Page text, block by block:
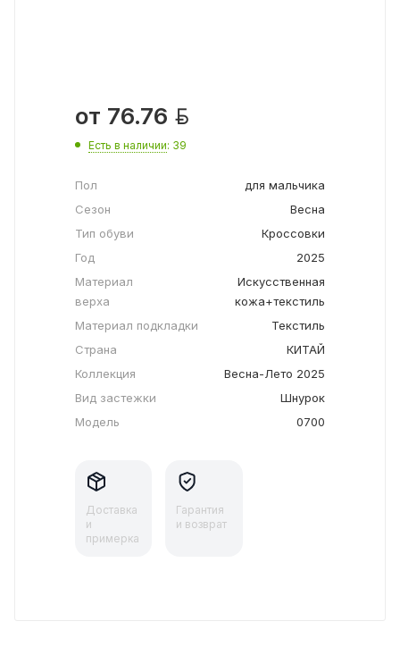
от 76.76 
Есть в наличии: 39
Пол
для мальчика
Сезон
Весна
Тип обуви
Кроссовки
Год
2025
Материал
верха
Искусственная
кожа+текстиль
Материал подкладки
Текстиль
Страна
КИТАЙ
Коллекция
Весна-Лето 2025
Вид застежки
Шнурок
Модель
0700
Доставка
и
примерка
Гарантия
и возврат